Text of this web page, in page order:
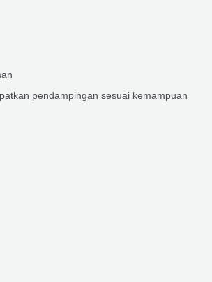
pendampingan sesuai kemampuan